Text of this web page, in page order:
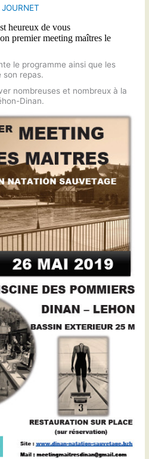
heureux de vous
premiermeetingmaîtres le
le programme ainsi que les
son repas.
nombreuses et nombreux à la
Dinan.